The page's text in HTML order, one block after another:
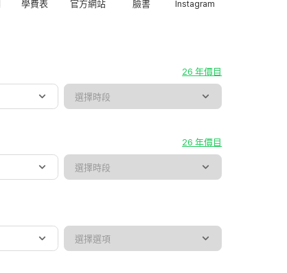
學費表 官方網站 臉書 Instagram
26 年價目
26 年價目